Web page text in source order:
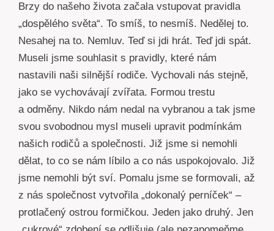
Brzy do našeho života začala vstupovat pravidla
„dospělého světa“. To smíš, to nesmíš. Nedělej to.
Nesahej na to. Nemluv. Teď si jdi hrát. Teď jdi spát.
Museli jsme souhlasit s pravidly, které nám
nastavili naši silnější rodiče. Vychovali nás stejně,
jako se vychovávají zvířata. Formou trestu
a odměny. Nikdo nám nedal na vybranou a tak jsme
svou svobodnou mysl museli upravit podmínkám
našich rodičů a společnosti. Již jsme si nemohli
dělat, to co se nám líbilo a co nás uspokojovalo. Již
jsme nemohli být sví. Pomalu jsme se formovali, až
z nás společnost vytvořila „dokonalý perníček“ –
protlačený ostrou formičkou. Jeden jako druhý. Jen